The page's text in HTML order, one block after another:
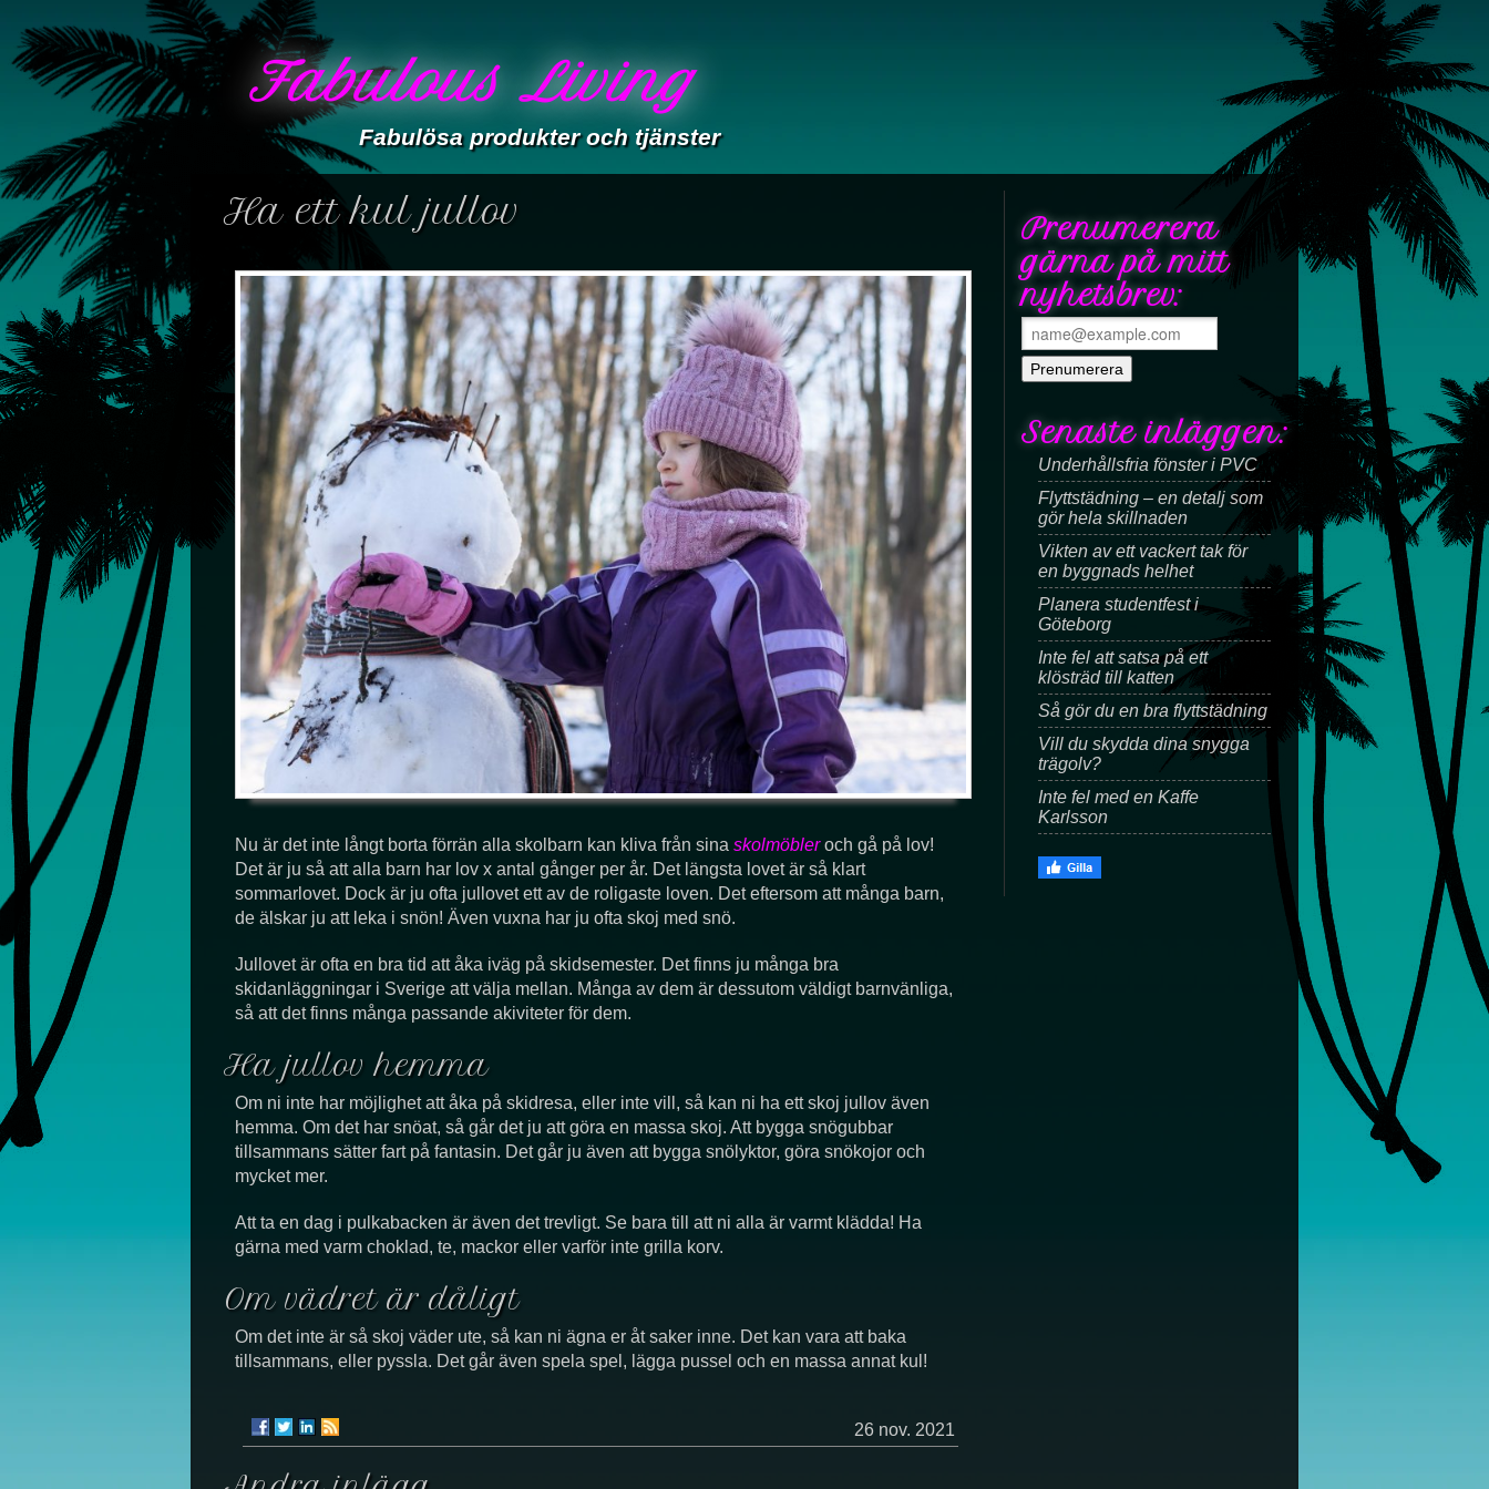
Fabulous Living
Fabulösa produkter och tjänster
Ha ett kul jullov
Nu är det inte långt borta förrän alla skolbarn kan kliva från sina skolmöbleroch gå på lov!
Det är ju så att alla barn har lov x antal gånger per år. Det längsta lovet är så klart
sommarlovet. Dock är ju ofta jullovet ett av de roligaste loven. Det eftersom att många barn,
de älskar ju att leka i snön! Även vuxna har ju ofta skoj med snö.
Jullovet är ofta en bra tid att åka iväg på skidsemester. Det finns ju många bra
skidanläggningar i Sverige att välja mellan. Många av dem är dessutom väldigt barnvänliga,
så att det finns många passande akiviteter för dem.
Ha jullov hemma
Om ni inte har möjlighet att åka på skidresa, eller inte vill, så kan ni ha ett skoj jullov även
hemma. Om det har snöat, så går det ju att göra en massa skoj. Att bygga snögubbar
tillsammans sätter fart på fantasin. Det går ju även att bygga snölyktor, göra snökojor och
mycket mer.
Att ta en dag i pulkabacken är även det trevligt. Se bara till att ni alla är varmt klädda! Ha
gärna med varm choklad, te, mackor eller varför inte grilla korv.
Om vädret är dåligt
Om det inte är så skoj väder ute, så kan ni ägna er åt saker inne. Det kan vara att baka
tillsammans, eller pyssla. Det går även spela spel, lägga pussel och en massa annat kul!
26 nov. 2021
Prenumerera
gärna på mitt
nyhetsbrev:
Senaste inläggen:
Underhållsfria fönster i PVC
Flyttstädning – en detalj som
gör hela skillnaden
Vikten av ett vackert tak för
en byggnads helhet
Planera studentfest i
Göteborg
Inte fel att satsa på ett
klösträd till katten
Så gör du en bra flyttstädning
Vill du skydda dina snygga
trägolv?
Inte fel med en Kaffe
Karlsson